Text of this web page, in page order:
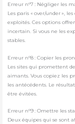
Erreur n°7 : Négliger les
Les paris « over/under »,
exploités. Ces options
incertain. Si vous ne les
stables.
Erreur n°8 : Copier les
Les sites qui promettent
aimants. Vous copiez les
les antécédents. Le
être évitées.
Erreur n°9 : Omettre les
Deux équipes qui se sont